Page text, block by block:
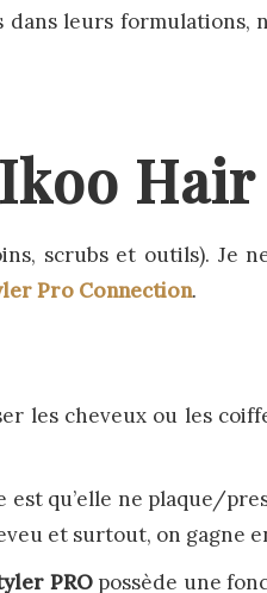
leurs formulations,
Hair
scrubs et outils). Je
Pro Connection.
les cheveux ou les
qu’elle ne plaque/
et surtout, on gagne
PROpossède une